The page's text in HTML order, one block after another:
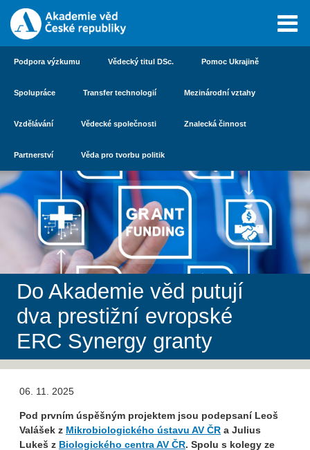
Podpora výzkumu Vědecký titul DSc. Pomoc Ukrajině
Spolupráce Transfer technologií Mezinárodní vztahy
Vzdělávání Vědecké společnosti Znalecká činnost
Partnerství Věda pro tvorbu politik
Do Akademie věd putují
dva prestižní evropské
ERC Synergy granty
06. 11. 2025
Pod prvním úspěšným projektem jsou podepsaní Leoš
Valášek z Mikrobiologického ústavu AV ČR a Julius
Lukeš z Biologického centra AV ČR. Spolu s kolegy ze